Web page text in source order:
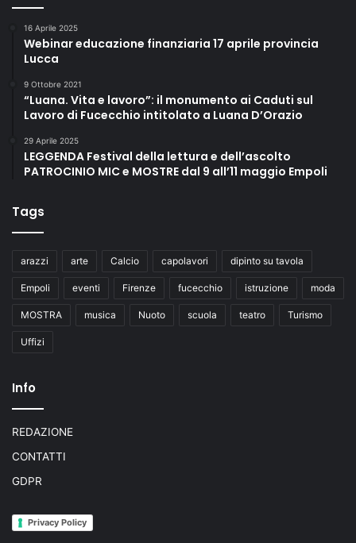
16 Aprile 2025
Webinar educazione finanziaria 17 aprile provincia
Lucca
9 Ottobre 2021
“Luana. Vita e lavoro”: il monumento ai Caduti sul
Lavoro di Fucecchio intitolato a Luana D’Orazio
29 Aprile 2025
LEGGENDA Festival della lettura e dell’ascolto
PATROCINIO MIC e MOSTRE dal 9 all’11 maggio Empoli
Tags
arazzi arte Calcio capolavori dipinto su tavola
Empoli eventi Firenze fucecchio istruzione moda
MOSTRA musica Nuoto scuola teatro Turismo
Uffizi
Info
REDAZIONE
CONTATTI
GDPR
Privacy Policy